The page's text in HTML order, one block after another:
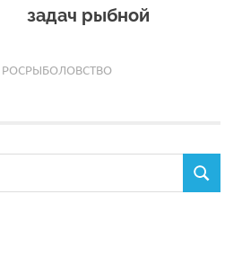
задач рыбной
РОСРЫБОЛОВСТВО